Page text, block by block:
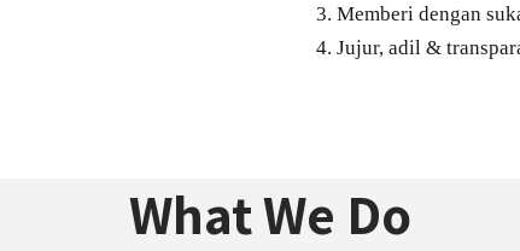
Memberi dengan
Jujur, adil &
What We Do